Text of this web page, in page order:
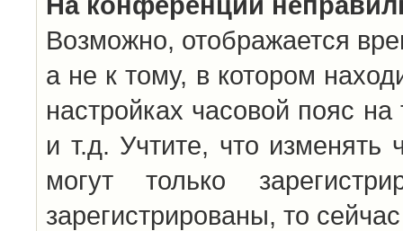
Возможно, отображается
а не к тому, в котором
настройках часовой пояс
и т.д. Учтите, что изменять
могут только
зарегистрированы, то